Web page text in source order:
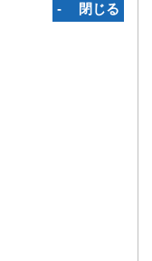
‐ 閉じる